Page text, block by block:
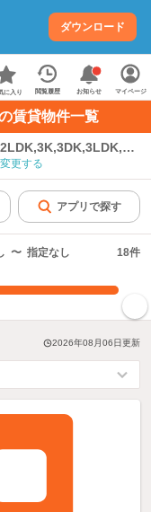
ダウンロード
に入り 閲覧履歴 お知らせ マイページ
賃貸物件一覧
変更する
アプリで探す
〜 指定なし 18件
2026年08月06日更新